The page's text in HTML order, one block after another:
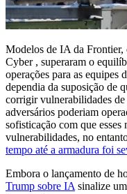
Modelos de IA da
Cyber , superaram o
operações para as equipes
dependia da suposição de
corrigir vulnerabilidades
adversários poderiam
sofisticação com que
vulnerabilidades, no
tempo até a armadura foi
Embora o lançamento de
Trump sobre IA sinalize